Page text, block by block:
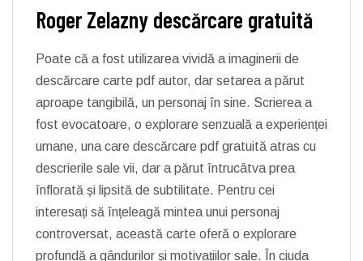
Roger Zelazny descărcare gratuită
Poate că a fost utilizarea vividă a imaginerii de
descărcare carte pdf autor, dar setarea a părut
aproape tangibilă, un personaj în sine. Scrierea a
fost evocatoare, o explorare senzuală a experienței
umane, una care descărcare pdf gratuită atras cu
descrierile sale vii, dar a părut întrucâtva prea
înflorată și lipsită de subtilitate. Pentru cei
interesați să înțeleagă mintea unui personaj
controversat, această carte oferă o explorare
profundă a gândurilor și motivațiilor sale. În ciuda